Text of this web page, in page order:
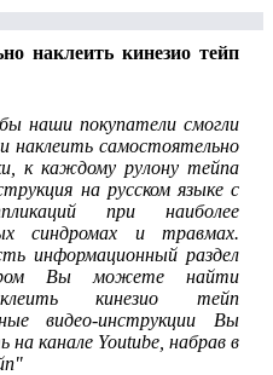
наклеить кинезио тейп
наши покупатели смогли
наклеить самостоятельно
к каждому рулону тейпа
на русском языке с
при наиболее
синдромах и травмах.
информационный раздел
Вы можете найти
кинезио тейп
видео-инструкции Вы
канале Youtube, набрав в